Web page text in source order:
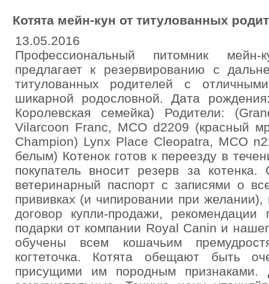
Котята мейн-кун от титулованных
13.05.2016
Профессиональный питомник мейн-
предлагает к резервированию с
титулованных родителей с
шикарной родословной. Дата
Королевская семейка) Родители:
Vilarcoon Franc, MCO d2209 (красный
Champion) Lynx Place Cleopatra, MCO
белым) Котенок готов к переезду в
покупатель вносит резерв за
ветеринарный паспорт с записями о
прививках (и чипировании при
договор купли-продажи,
подарки от компании Royal Canin и
обучены всем кошачьим
когтеточка. Котята обещают быть
присущими им породным признаками.